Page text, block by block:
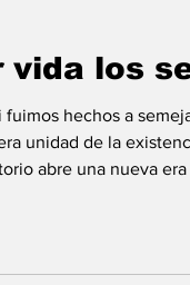
los
hechos a
unidad de la
abre una nueva